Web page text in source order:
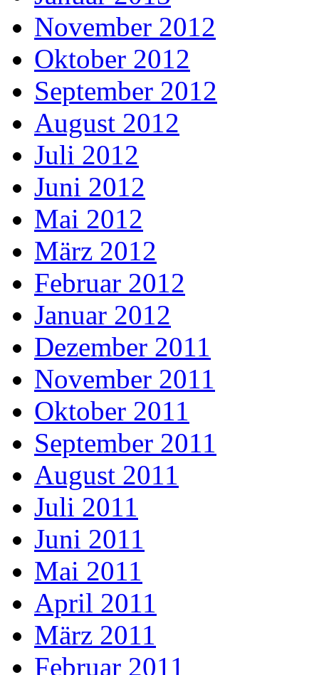
November 2012
Oktober 2012
September 2012
August 2012
Juli 2012
Juni 2012
Mai 2012
März 2012
Februar 2012
Januar 2012
Dezember 2011
November 2011
Oktober 2011
September 2011
August 2011
Juli 2011
Juni 2011
Mai 2011
April 2011
März 2011
Februar 2011